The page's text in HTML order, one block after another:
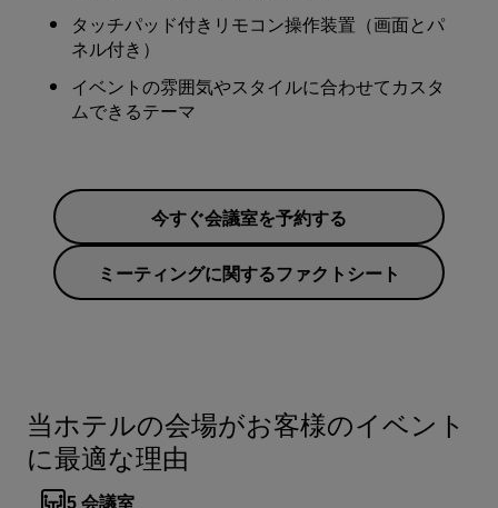
タッチパッド付きリモコン操作装置（画面とパ
ネル付き）
イベントの雰囲気やスタイルに合わせてカスタ
ムできるテーマ
今すぐ会議室を予約する
ミーティングに関するファクトシート
当ホテルの会場がお客様のイベント
に最適な理由
5会議室